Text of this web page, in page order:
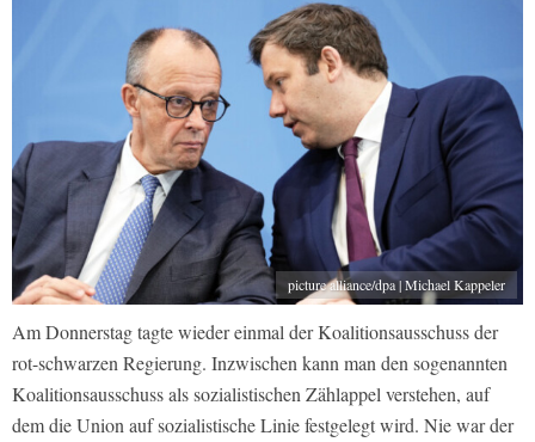
picture alliance/dpa | Michael Kappeler
Am Donnerstag tagte wieder einmal der Koalitionsausschuss der
rot-schwarzen Regierung. Inzwischen kann man den sogenannten
Koalitionsausschuss als sozialistischen Zählappel verstehen, auf
dem die Union auf sozialistische Linie festgelegt wird. Nie war der